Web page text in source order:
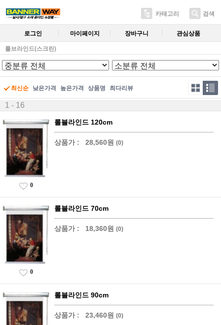
카테고리 검색
로그인 마이페이지 장바구니 관심상품
롤브라인드(스크린)
최신순 낮은가격 높은가격 상품명 최다리뷰
1 - 16
롤블라인드 120cm
상품가 : 28,560원 (0)
0
롤블라인드 70cm
상품가 : 18,360원 (0)
0
롤블라인드 90cm
상품가 : 23,460원 (0)